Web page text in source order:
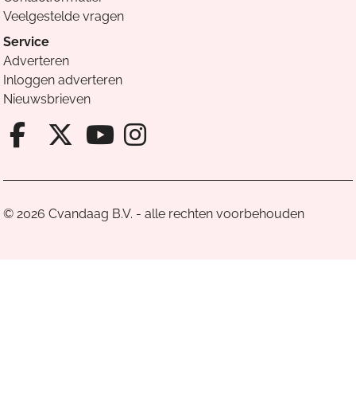
Veelgestelde vragen
Service
Adverteren
Inloggen adverteren
Nieuwsbrieven
Facebook van Cvandaag
X van Cvandaag
Instagram van
© 2026 Cvandaag B.V. - alle rechten voorbehouden